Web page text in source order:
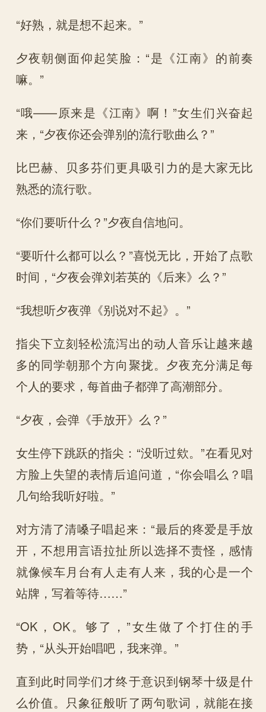
“好熟，就是想不起来。”
夕夜朝侧面仰起笑脸：“是《江南》的前奏
嘛。”
“哦——原来是《江南》啊！”女生们兴奋起
来，“夕夜你还会弹别的流行歌曲么？”
比巴赫、贝多芬们更具吸引力的是大家无比
熟悉的流行歌。
“你们要听什么？”夕夜自信地问。
“要听什么都可以么？”喜悦无比，开始了点歌
时间，“夕夜会弹刘若英的《后来》么？”
“我想听夕夜弹《别说对不起》。”
指尖下立刻轻松流泻出的动人音乐让越来越
多的同学朝那个方向聚拢。夕夜充分满足每
个人的要求，每首曲子都弹了高潮部分。
“夕夜，会弹《手放开》么？”
女生停下跳跃的指尖：“没听过欸。”在看见对
方脸上失望的表情后追问道，“你会唱么？唱
几句给我听好啦。”
对方清了清嗓子唱起来：“最后的疼爱是手放
开，不想用言语拉扯所以选择不责怪，感情
就像候车月台有人走有人来，我的心是一个
站牌，写着等待……”
“OK，OK。够了，”女生做了个打住的手
势，“从头开始唱吧，我来弹。”
直到此时同学们才终于意识到钢琴十级是什
么价值。只象征般听了两句歌词，就能在接